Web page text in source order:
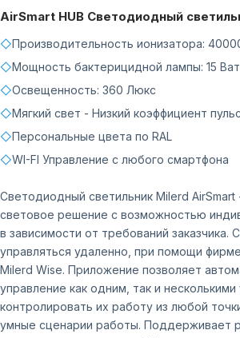
AirSmart HUB Светодиодный
◇Производительность ионизатора:
◇Мощность бактерицидной лампы: 15
◇Освещенность: 360 Люкс
◇Мягкий свет - Низкий коэффициент
◇Персональные цвета по RAL
◇WI-FI Управление с любого смартфона
Светодиодный светильник Milerd
световое решение с возможностью
в зависимости от требований заказчика.
управляться удаленно, при помощи
Milerd Wise. Приложение позволяет
управление как одним, так и несколькими
контролировать их работу из любой
умные сценарии работы. Поддерживает